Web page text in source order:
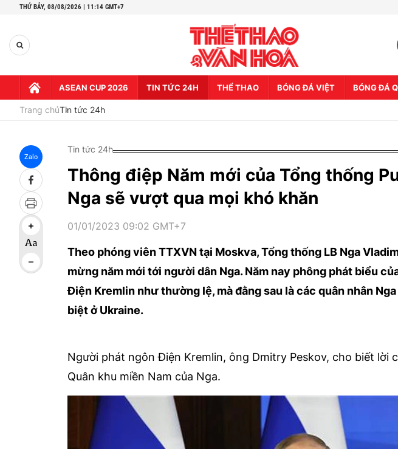
THỨ BẢY, 08/08/2026 | 11:14 GMT+7
ASEAN CUP 2026 TIN TỨC 24H THỂ THAO BÓNG ĐÁ VIỆT BÓNG ĐÁ
Trang chủTin tức 24h
Zalo
Tin tức 24h
Thông điệp Năm mới của Tổng thống
Nga sẽ vượt qua mọi khó khăn
01/01/2023 09:02 GMT+7
Theo phóng viên TTXVN tại Moskva, Tổng thống LB Nga
mừng năm mới tới người dân Nga. Năm nay phông phát biểu
Điện Kremlin như thường lệ, mà đằng sau là các quân nhân
biệt ở Ukraine.
Người phát ngôn Điện Kremlin, ông Dmitry Peskov, cho biết lời
Quân khu miền Nam của Nga.